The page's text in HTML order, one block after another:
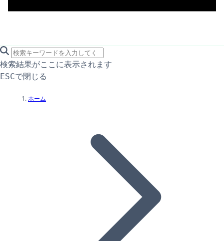
search icon
サイト内検索
検索結果がここに表示されます
ESCで閉じる
ホーム